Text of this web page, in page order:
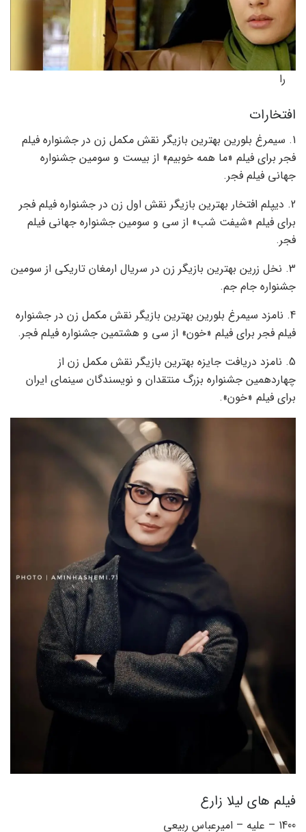
را
افتخارات
1. سیمرغ بلورین بهترین بازیگر نقش مکمل زن در جشنواره فیلم
فجر برای فیلم «ما همه خوبیم» از بیست و سومین جشنواره
جهانی فیلم فجر.
2. دیپلم افتخار بهترین بازیگر نقش اول زن در جشنواره فیلم فجر
برای فیلم «شیفت شب» از سی و سومین جشنواره جهانی فیلم
فجر.
3. نخل زرین بهترین بازیگر زن در سریال ارمغان تاریکی از سومین
جشنواره جام جم.
4. نامزد سیمرغ بلورین بهترین بازیگر نقش مکمل زن در جشنواره
فیلم فجر برای فیلم «خون» از سی و هشتمین جشنواره فیلم فجر.
5. نامزد دریافت جایزه بهترین بازیگر نقش مکمل زن از
چهاردهمین جشنواره بزرگ منتقدان و نویسندگان سینمای ایران
برای فیلم «خون».
فیلم های لیلا زارع
1400 – علیه – امیرعباس ربیعی